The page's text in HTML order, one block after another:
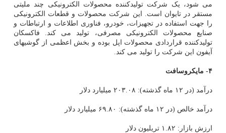
می شود، یک شرکت تولیدکننده محصولات الکترونیکی چند ملیتی
مستقر در تایوان است. این شرکت محصولات و قطعات الکترونیکی
را جهت استفاده در تجهیزات، خودرو، فناوری اطلاعات و ارتباطات و
صنایع محصولات الکترونیکی مصرفی، تولید می کند. فاکسکان
تولیدکننده قراردادی محصولات اپل بوده و بخش اعظمی از گوشیهای
آیفون این شرکت را تولید می کند.
۴- مایکروسافت
درآمد (در ۱۲ ماه گذشته): ۲۰۳.۰۸ میلیارد دلار
درآمد خالص (در ۱۲ ماه گذشته): ۶۹.۸۰ میلیارد دلار
ارزش بازار: ۱.۸۲ تریلیون دلار